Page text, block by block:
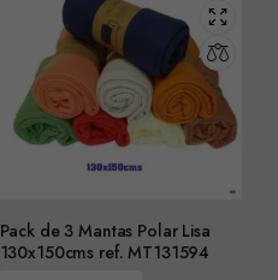
Pack de 3 Mantas Polar Lisa
130x150cms ref. MT131594